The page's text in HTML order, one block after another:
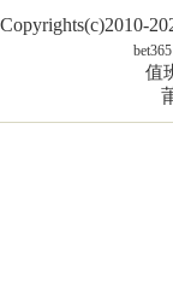
Copyrights(c)2010-
bet365
值